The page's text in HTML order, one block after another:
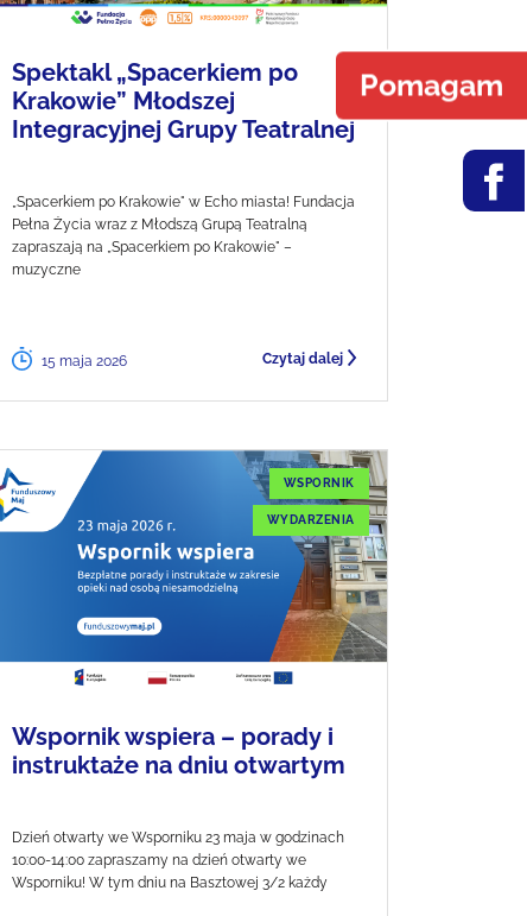
Pomagam
Spektakl „Spacerkiem po
Krakowie” Młodszej
Integracyjnej Grupy Teatralnej
„Spacerkiem po Krakowie" w Echo miasta! Fundacja
Pełna Życia wraz z Młodszą Grupą Teatralną
zapraszają na „Spacerkiem po Krakowie" –
muzyczne
15 maja 2026 Czytaj dalej
WSPORNIK
WYDARZENIA
Wspornik wspiera – porady i
instruktaże na dniu otwartym
Dzień otwarty we Wsporniku 23 maja w godzinach
10:00-14:00 zapraszamy na dzień otwarty we
Wsporniku! W tym dniu na Basztowej 3/2 każdy